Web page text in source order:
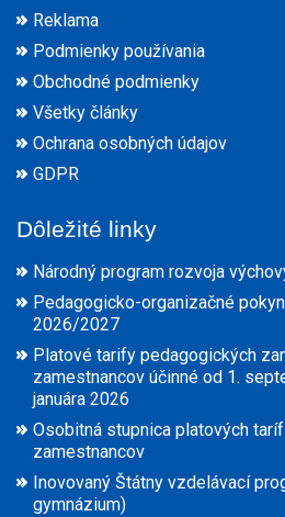
Reklama
Podmienky používania
Obchodné podmienky
Všetky články
Ochrana osobných údajov
GDPR
Dôležité linky
Národný program rozvoja
Pedagogicko-organizačné
2026/2027
Platové tarify pedagogických
zamestnancov účinné od 1.
januára 2026
Osobitná stupnica platových
zamestnancov
Inovovaný Štátny vzdelávací
gymnázium)